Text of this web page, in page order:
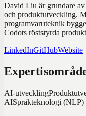
David Liu är grundare
och produktutveckling.
programvaruteknik
Codots röststyrda
LinkedInGitHubWebsite
AI-utveckling
AISpråkteknologi (NLP)